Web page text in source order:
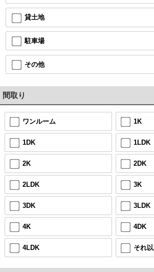
貸土地
駐車場
その他
間取り
ワンルーム 1K
1DK 1LDK
2K 2DK
2LDK 3K
3DK 3LDK
4K 4DK
4LDK それ